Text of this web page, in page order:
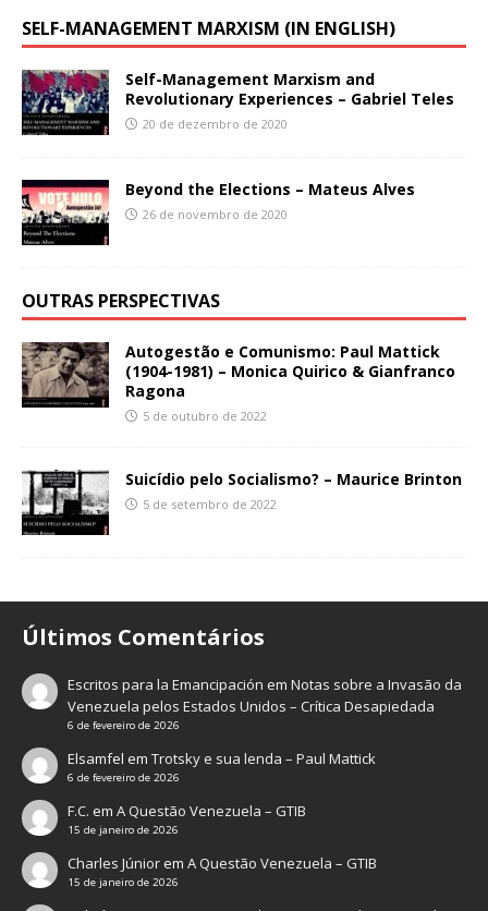
SELF-MANAGEMENT MARXISM (IN ENGLISH)
Self-Management Marxism and
Revolutionary Experiences – Gabriel Teles
20 de dezembro de 2020
Beyond the Elections – Mateus Alves
26 de novembro de 2020
OUTRAS PERSPECTIVAS
Autogestão e Comunismo: Paul Mattick
(1904-1981) – Monica Quirico & Gianfranco
Ragona
5 de outubro de 2022
Suicídio pelo Socialismo? – Maurice Brinton
5 de setembro de 2022
Últimos Comentários
Escritos para la Emancipación emNotas sobre a Invasão da
Venezuela pelos Estados Unidos – Crítica Desapiedada
6 de fevereiro de 2026
Elsamfel emTrotsky e sua lenda – Paul Mattick
6 de fevereiro de 2026
F.C. emA Questão Venezuela – GTIB
15 de janeiro de 2026
Charles JúnioremA Questão Venezuela – GTIB
15 de janeiro de 2026